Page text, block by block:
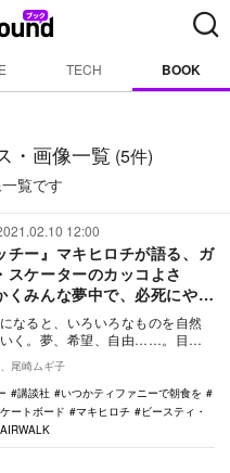
TECH BOOK
・画像一覧 (5件)
覧です
12:00
チー』マキヒロチが語る、ガ
スケーターのカッコよさ
くみんな夢中で、必死にや
なると、いろいろなものを自然
く。夢、希望、自由……。目の
きに…
尾崎ムギ子
講談社
いつかティファニーで朝食を
ートボード マキヒロチ
ビースティ・
AIRWALK